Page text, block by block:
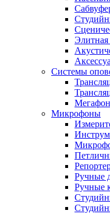
Элитная
Системы
Микрофоны
Ручные
Ручные